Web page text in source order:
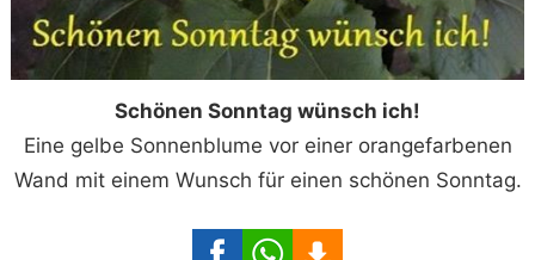
Schönen Sonntag wünsch ich!
Eine gelbe Sonnenblume vor einer orangefarbenen
Wand mit einem Wunsch für einen schönen Sonntag.